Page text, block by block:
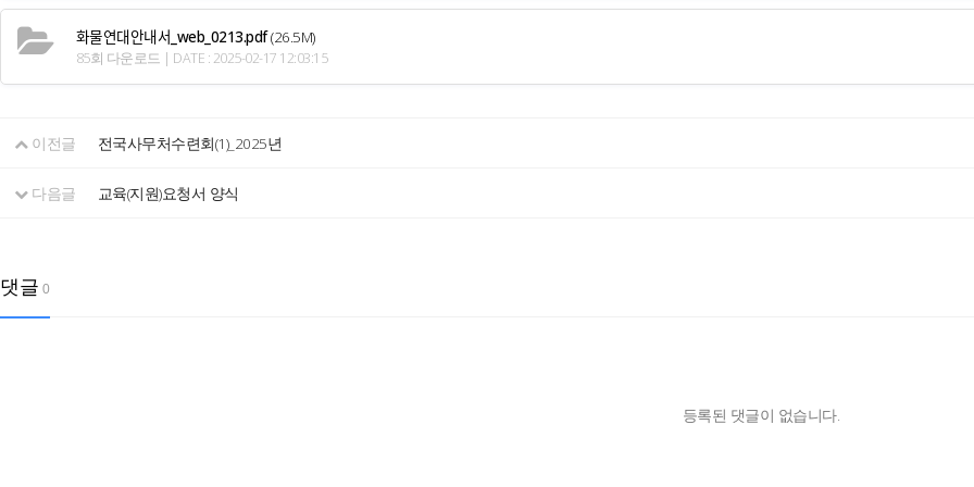
화물연대안내서_web_0213.pdf(26.5M)
85회 다운로드 | DATE : 2025-02-17 12:03:15
이전글 전국사무처수련회(1)_2025년
다음글 교육(지원)요청서 양식
댓글 0
등록된 댓글이 없습니다.